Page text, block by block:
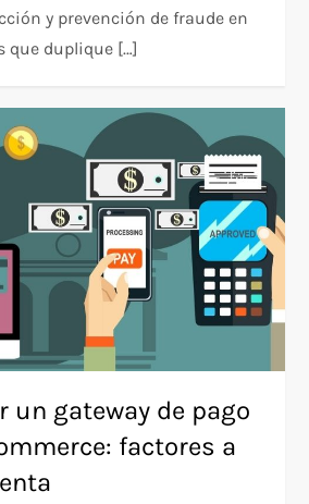
y prevención de fraude en
que duplique […]
un gateway de pago
factores a